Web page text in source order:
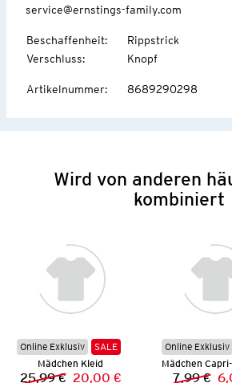
service@ernstings-family.com
Beschaffenheit:
Rippstrick
Verschluss: Knopf
Artikelnummer: 8689290298
Wird von anderen
kombiniert
Online Exklusiv
SALE
Mädchen Kleid
25,99 € 20,00 €
Online Exklusiv
7,99 €